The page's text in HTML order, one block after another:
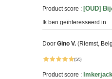
Product score : [OUD]
Ik ben geïnteresseerd in...
Door Gino V. (Riemst,
(5/5)
Product score :